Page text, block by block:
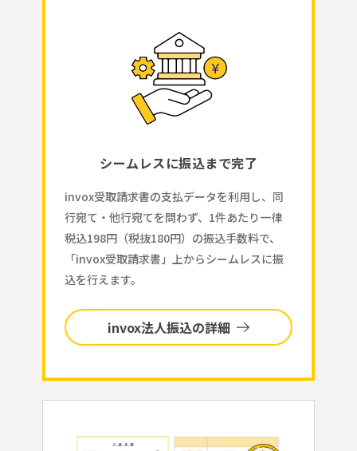
シームレスに振込まで完了
invox受取請求書の支払データを利用し、同
行宛て・他行宛てを問わず、1件あたり一律
税込198円（税抜180円）の振込手数料で、
「invox受取請求書」上からシームレスに振
込を行えます。
invox法人振込の詳細